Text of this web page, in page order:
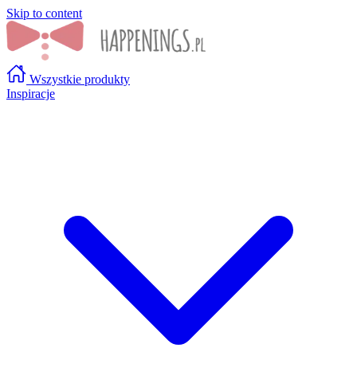
Skip to content
Wszystkie produkty
Inspiracje